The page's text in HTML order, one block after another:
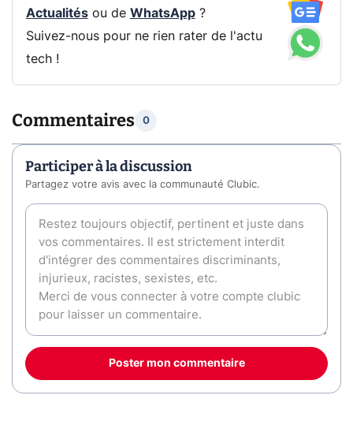
Actualitésou de WhatsApp?
Suivez-nous pour ne rien rater de l'actu
tech !
Commentaires 0
Participer à la discussion
Partagez votre avis avec la communauté Clubic.
Poster mon commentaire